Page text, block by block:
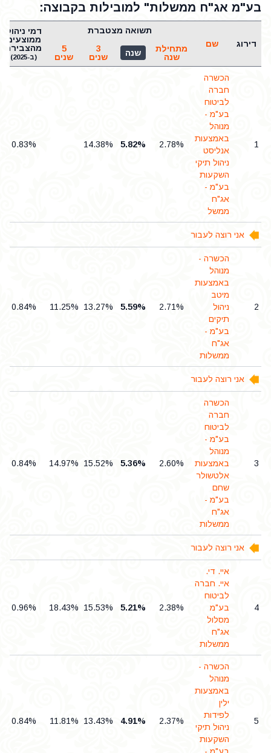
בע"מ אג"ח ממשלות" למובילות בקבוצה:
דירוג שם
תשואה מצטברת
דמי ניהול
ממוצעים
מהצבירה
(ב-2025)
מתחילת
שנה
שנה
3
שנים
5
שנים
1
הכשרה
חברה
לביטוח
בע"מ -
מנוהל
באמצעות
אנליסט
ניהול תיקי
השקעות
בע"מ -
אג"ח
ממשל
2.78%
5.82%
14.38%
0.83%
אני רוצה לעבור
2
הכשרה -
מנוהל
באמצעות
מיטב
ניהול
תיקים
בע"מ -
אג"ח
ממשלות
2.71%
5.59%
13.27%
11.25%
0.84%
אני רוצה לעבור
3
הכשרה
חברה
לביטוח
בע"מ -
מנוהל
באמצעות
אלטשולר
שחם
בע"מ -
אג"ח
ממשלות
2.60%
5.36%
15.52%
14.97%
0.84%
אני רוצה לעבור
4
איי. די.
איי. חברה
לביטוח
בע"מ
מסלול
אג"ח
ממשלות
2.38%
5.21%
15.53%
18.43%
0.96%
5
הכשרה -
מנוהל
באמצעות
ילין
לפידות
ניהול תיקי
השקעות
2.37%
4.91%
13.43%
11.81%
0.84%